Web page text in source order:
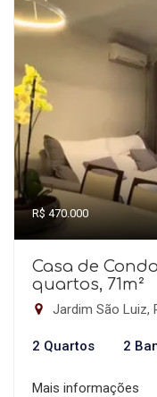
R$ 470.000
Casa de
quartos, 71m²
Jardim São Luiz,
2 Quartos 2
Mais informações